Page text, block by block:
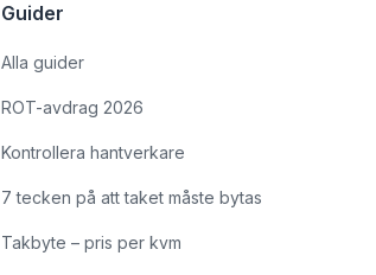
Guider
Alla guider
ROT-avdrag 2026
Kontrollera hantverkare
7 tecken på att taket måste bytas
Takbyte – pris per kvm